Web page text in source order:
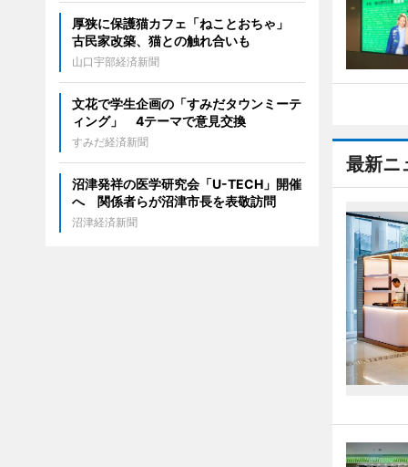
最新ニ
厚狭に保護猫カフェ「ねことおちゃ」
古民家改築、猫との触れ合いも
山口宇部経済新聞
文花で学生企画の「すみだタウンミーテ
ィング」 4テーマで意見交換
すみだ経済新聞
沼津発祥の医学研究会「U-TECH」開催
へ 関係者らが沼津市長を表敬訪問
沼津経済新聞